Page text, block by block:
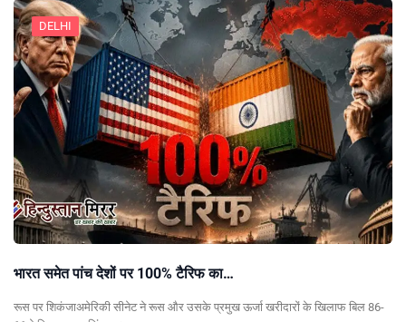
DELHI
भारत समेत पांच देशों पर 100% टैरिफ का…
रूस पर शिकंजाअमेरिकी सीनेट ने रूस और उसके प्रमुख ऊर्जा खरीदारों के खिलाफ बिल 86-